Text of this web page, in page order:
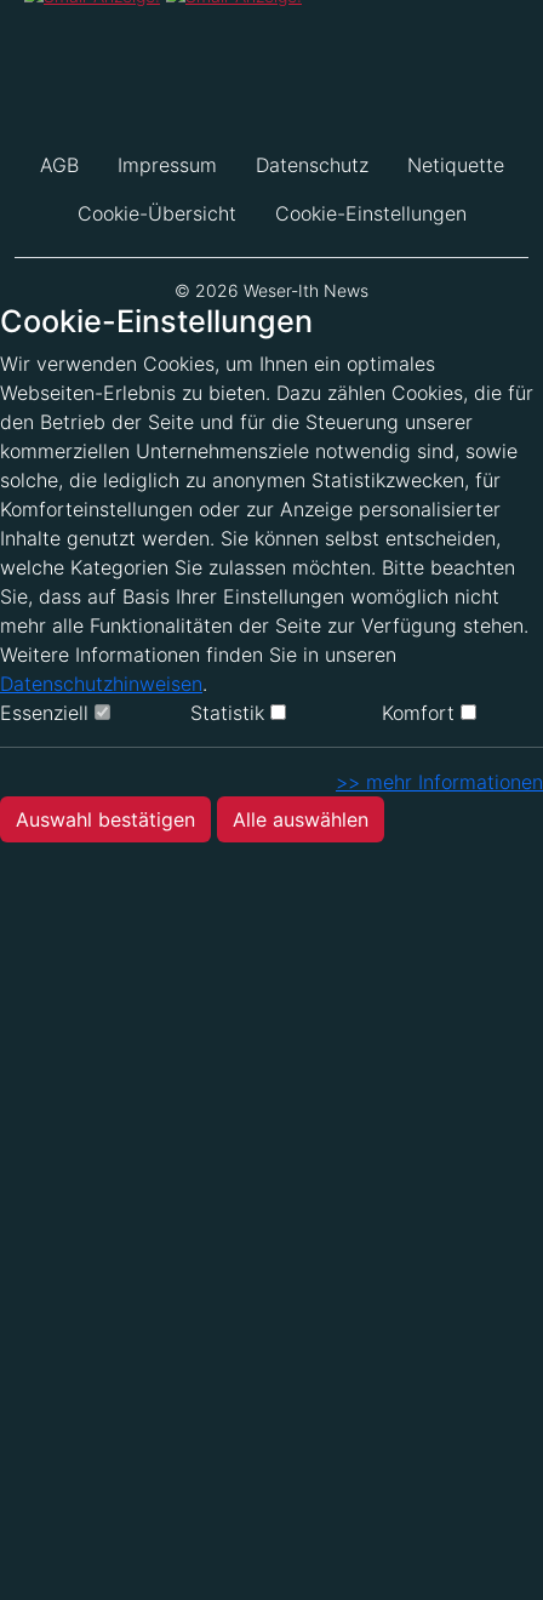
AGB Impressum Datenschutz
Netiquette
Cookie-Übersicht
Cookie-Einstellungen
© 2026 Weser-Ith News
Cookie-Einstellungen
Wir verwenden Cookies, um Ihnen ein optimales
Webseiten-Erlebnis zu bieten. Dazu zählen Cookies, die für
den Betrieb der Seite und für die Steuerung unserer
kommerziellen Unternehmensziele notwendig sind, sowie
solche, die lediglich zu anonymen Statistikzwecken, für
Komforteinstellungen oder zur Anzeige personalisierter
Inhalte genutzt werden. Sie können selbst entscheiden,
welche Kategorien Sie zulassen möchten. Bitte beachten
Sie, dass auf Basis Ihrer Einstellungen womöglich nicht
mehr alle Funktionalitäten der Seite zur Verfügung stehen.
Weitere Informationen finden Sie in unseren
Datenschutzhinweisen.
Essenziell
Statistik Komfort
>> mehr Informationen
Auswahl bestätigen
Alle auswählen